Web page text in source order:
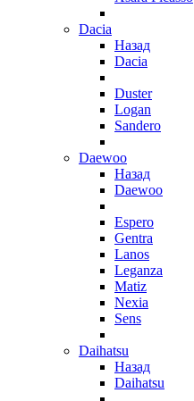
Dacia
Назад
Dacia
Duster
Logan
Sandero
Daewoo
Назад
Daewoo
Espero
Gentra
Lanos
Leganza
Matiz
Nexia
Sens
Daihatsu
Назад
Daihatsu